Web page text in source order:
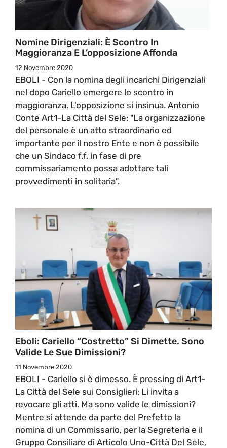
Nomine Dirigenziali: È Scontro In
Maggioranza E L’opposizione Affonda
12 Novembre 2020
EBOLI - Con la nomina degli incarichi Dirigenziali
nel dopo Cariello emergere lo scontro in
maggioranza. L'opposizione si insinua. Antonio
Conte Art1-La Città del Sele: "La organizzazione
del personale è un atto straordinario ed
importante per il nostro Ente e non è possibile
che un Sindaco f.f. in fase di pre
commissariamento possa adottare tali
provvedimenti in solitaria".
Eboli: Cariello “costretto” Si Dimette. Sono
Valide Le Sue Dimissioni?
11 Novembre 2020
EBOLI - Cariello si è dimesso. È pressing di Art1-
La Città del Sele sui Consiglieri: Li invita a
revocare gli atti. Ma sono valide le dimissioni?
Mentre si attende da parte del Prefetto la
nomina di un Commissario, per la Segreteria e il
Gruppo Consiliare di Articolo Uno-Città Del Sele,